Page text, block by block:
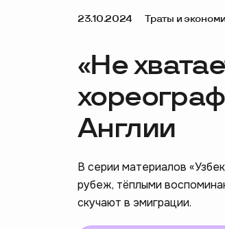
23.10.2024 Траты и
«Не
Англии
В серии материалов
рубеж, тёплыми
скучают в эмиграции.